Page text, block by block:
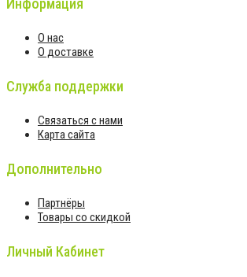
Информация
О нас
О доставке
Служба поддержки
Связаться с нами
Карта сайта
Дополнительно
Партнёры
Товары со скидкой
Личный Кабинет